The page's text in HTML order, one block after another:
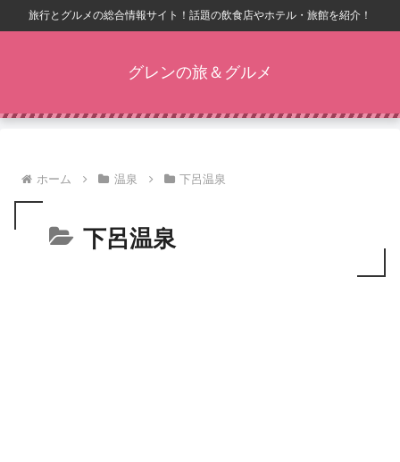
旅行とグルメの総合情報サイト！話題の飲食店やホテル・旅館を紹介！
グレンの旅＆グルメ
ホーム 温泉 下呂温泉
下呂温泉